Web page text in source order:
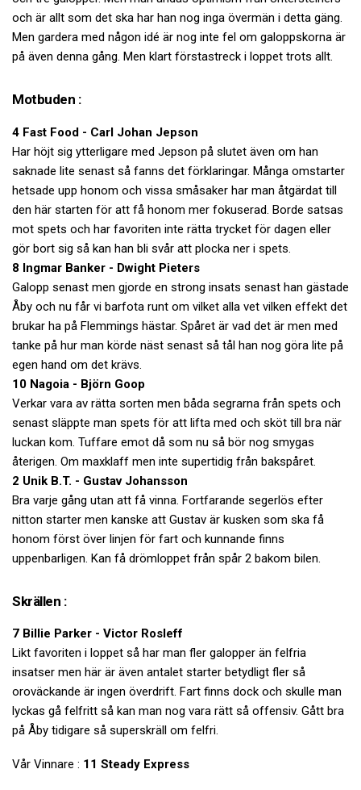
och är allt som det ska har han nog inga övermän i detta gäng.
Men gardera med någon idé är nog inte fel om galoppskorna är
på även denna gång. Men klart förstastreck i loppet trots allt.
Motbuden :
4 Fast Food - Carl Johan Jepson
Har höjt sig ytterligare med Jepson på slutet även om han
saknade lite senast så fanns det förklaringar. Många omstarter
hetsade upp honom och vissa småsaker har man åtgärdat till
den här starten för att få honom mer fokuserad. Borde satsas
mot spets och har favoriten inte rätta trycket för dagen eller
gör bort sig så kan han bli svår att plocka ner i spets.
8 Ingmar Banker - Dwight Pieters
Galopp senast men gjorde en strong insats senast han gästade
Åby och nu får vi barfota runt om vilket alla vet vilken effekt det
brukar ha på Flemmings hästar. Spåret är vad det är men med
tanke på hur man körde näst senast så tål han nog göra lite på
egen hand om det krävs.
10 Nagoia - Björn Goop
Verkar vara av rätta sorten men båda segrarna från spets och
senast släppte man spets för att lifta med och sköt till bra när
luckan kom. Tuffare emot då som nu så bör nog smygas
återigen. Om maxklaff men inte supertidig från bakspåret.
2 Unik B.T. - Gustav Johansson
Bra varje gång utan att få vinna. Fortfarande segerlös efter
nitton starter men kanske att Gustav är kusken som ska få
honom först över linjen för fart och kunnande finns
uppenbarligen. Kan få drömloppet från spår 2 bakom bilen.
Skrällen :
7 Billie Parker - Victor Rosleff
Likt favoriten i loppet så har man fler galopper än felfria
insatser men här är även antalet starter betydligt fler så
oroväckande är ingen överdrift. Fart finns dock och skulle man
lyckas gå felfritt så kan man nog vara rätt så offensiv. Gått bra
på Åby tidigare så superskräll om felfri.
Vår Vinnare : 11 Steady Express